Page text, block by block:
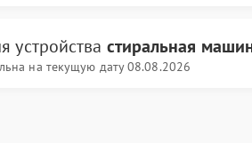
устройства стиральная
на текущую дату 08.08.2026